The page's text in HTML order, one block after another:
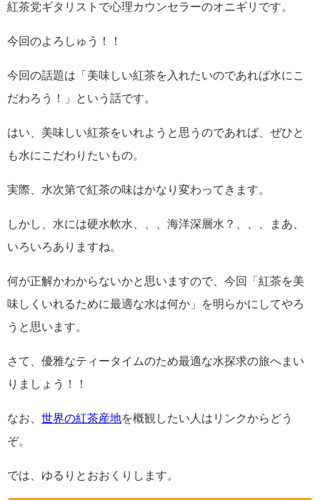
紅茶党ギタリストで心理カウンセラーのオニギリです。
今回のよろしゅう！！
今回の話題は「美味しい紅茶を入れたいのであれば水にこ
だわろう！」という話です。
はい、美味しい紅茶をいれようと思うのであれば、ぜひと
も水にこだわりたいもの。
実際、水次第で紅茶の味はかなり変わってきます。
しかし、水には硬水軟水、、、海洋深層水？、、、まあ、
いろいろありますね。
何が正解かわからないかと思いますので、今回「紅茶を美
味しくいれるために最適な水は何か」を明らかにしてやろ
うと思います。
さて、優雅なティータイムのため最適な水探求の旅へまい
りましょう！！
なお、 世界の紅茶産地を概観したい人はリンクからどう
ぞ。
では、ゆるりとおおくりします。